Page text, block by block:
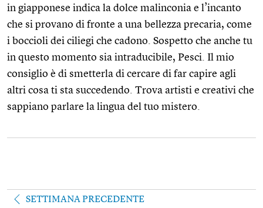
in giapponese indica la dolce malinconia e l’incanto
che si provano di fronte a una bellezza precaria, come
i boccioli dei ciliegi che cadono. Sospetto che anche tu
in questo momento sia intraducibile, Pesci. Il mio
consiglio è di smetterla di cercare di far capire agli
altri cosa ti sta succedendo. Trova artisti e creativi che
sappiano parlare la lingua del tuo mistero.
SETTIMANA PRECEDENTE